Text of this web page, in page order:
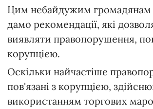
Цим небайдужим громадянам
дамо рекомендації, які
виявляти правопорушення,
корупцією.
Оскільки найчастіше
пов'язані з корупцією,
використанням торгових